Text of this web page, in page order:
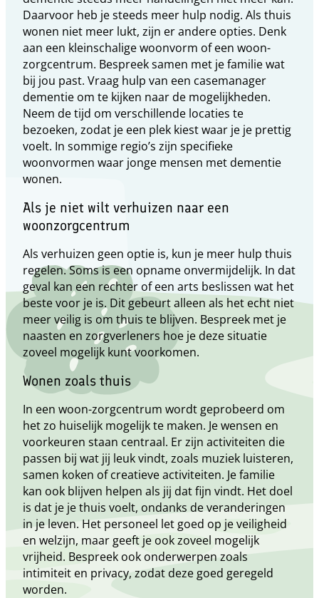
Daarvoor heb je steeds meer hulp nodig. Als thuis
wonen niet meer lukt, zijn er andere opties. Denk
aan een kleinschalige woonvorm of een woon-
zorgcentrum. Bespreek samen met je familie wat
bij jou past. Vraag hulp van een casemanager
dementie om te kijken naar de mogelijkheden.
Neem de tijd om verschillende locaties te
bezoeken, zodat je een plek kiest waar je je prettig
voelt. In sommige regio’s zijn specifieke
woonvormen waar jonge mensen met dementie
wonen.
Als je niet wilt verhuizen naar een
woonzorgcentrum
Als verhuizen geen optie is, kun je meer hulp thuis
regelen. Soms is een opname onvermijdelijk. In dat
geval kan een rechter of een arts beslissen wat het
beste voor je is. Dit gebeurt alleen als het echt niet
meer veilig is om thuis te blijven. Bespreek met je
naasten en zorgverleners hoe je deze situatie
zoveel mogelijk kunt voorkomen.
Wonen zoals thuis
In een woon-zorgcentrum wordt geprobeerd om
het zo huiselijk mogelijk te maken. Je wensen en
voorkeuren staan centraal. Er zijn activiteiten die
passen bij wat jij leuk vindt, zoals muziek luisteren,
samen koken of creatieve activiteiten. Je familie
kan ook blijven helpen als jij dat fijn vindt. Het doel
is dat je je thuis voelt, ondanks de veranderingen
in je leven. Het personeel let goed op je veiligheid
en welzijn, maar geeft je ook zoveel mogelijk
vrijheid. Bespreek ook onderwerpen zoals
intimiteit en privacy, zodat deze goed geregeld
worden.